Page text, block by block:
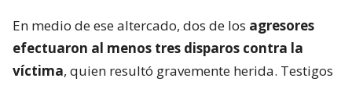
En medio de ese altercado, dos de los agresores
efectuaron al menos tres disparos contra la
víctima, quien resultó gravemente herida. Testigos